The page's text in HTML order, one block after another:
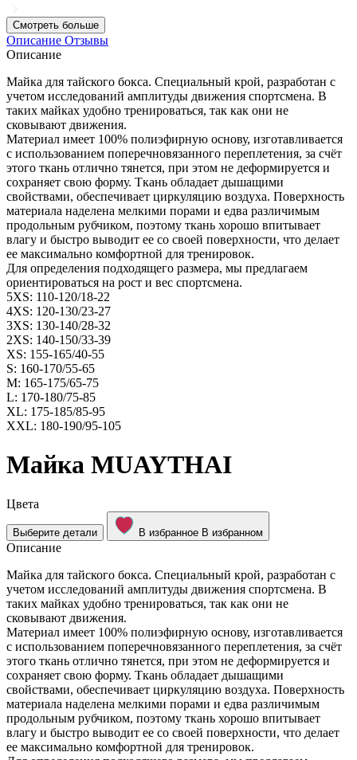
Смотреть больше
Описание Отзывы
Описание
Майка для тайского бокса. Специальный крой, разработан с
учетом исследований амплитуды движения спортсмена. В
таких майках удобно тренироваться, так как они не
сковывают движения.
Материал имеет 100% полиэфирную основу, изготавливается
с использованием поперечновязанного переплетения, за счёт
этого ткань отлично тянется, при этом не деформируется и
сохраняет свою форму. Ткань обладает дышащими
свойствами, обеспечивает циркуляцию воздуха. Поверхность
материала наделена мелкими порами и едва различимым
продольным рубчиком, поэтому ткань хорошо впитывает
влагу и быстро выводит ее со своей поверхности, что делает
ее максимально комфортной для тренировок.
Для определения подходящего размера, мы предлагаем
ориентироваться на рост и вес спортсмена.
5XS: 110-120/18-22
4XS: 120-130/23-27
3XS: 130-140/28-32
2XS: 140-150/33-39
XS: 155-165/40-55
S: 160-170/55-65
M: 165-175/65-75
L: 170-180/75-85
XL: 175-185/85-95
XXL: 180-190/95-105
Майка MUAYTHAI
Цвета
Выберите детали В избранное В избранном
Описание
Майка для тайского бокса. Специальный крой, разработан с
учетом исследований амплитуды движения спортсмена. В
таких майках удобно тренироваться, так как они не
сковывают движения.
Материал имеет 100% полиэфирную основу, изготавливается
с использованием поперечновязанного переплетения, за счёт
этого ткань отлично тянется, при этом не деформируется и
сохраняет свою форму. Ткань обладает дышащими
свойствами, обеспечивает циркуляцию воздуха. Поверхность
материала наделена мелкими порами и едва различимым
продольным рубчиком, поэтому ткань хорошо впитывает
влагу и быстро выводит ее со своей поверхности, что делает
ее максимально комфортной для тренировок.